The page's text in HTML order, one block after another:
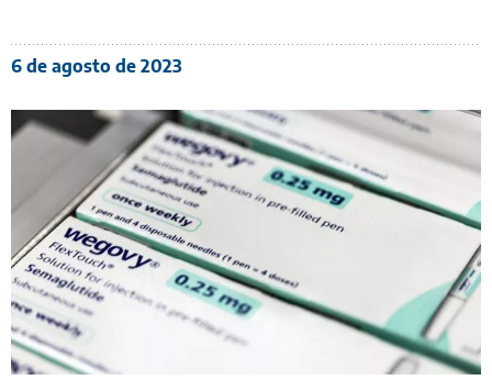
6 de agosto de 2023